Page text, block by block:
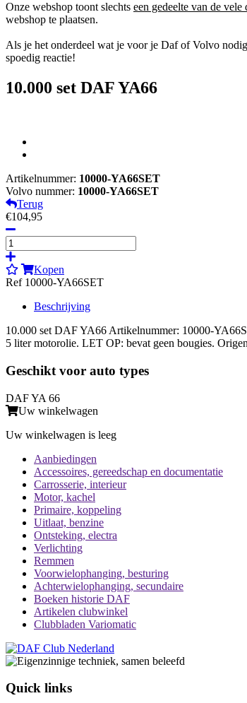
Onze webshop toont slechts een gedeelte van de
webshop te plaatsen.
Als je het onderdeel wat je voor je Daf of Volvo
spoedig reactie!
10.000 set DAF YA66
Artikelnummer: 10000-YA66SET
Volvo nummer: 10000-YA66SET
Terug
€104,95
Kopen
Ref 10000-YA66SET
Beschrijving
10.000 set DAF YA66 Artikelnummer: 10000-
5 liter motorolie. LET OP: bevat geen bougies.
Geschikt voor auto types
DAF YA 66
Uw winkelwagen
Uw winkelwagen is leeg
Aanbiedingen
Accessoires, gereedschap en documentatie
Carrosserie, interieur
Motor, kachel
Primaire, koppeling
Uitlaat, benzine
Ontsteking, electra
Verlichting
Remmen
Voorwielophanging, besturing
Achterwielophanging, secundaire
Boeken historie DAF
Artikelen clubwinkel
Clubbladen Variomatic
Quick links